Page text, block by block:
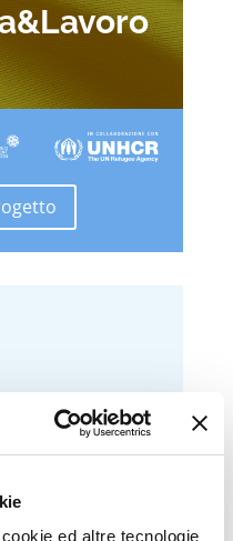
ed altre tecnologie
chi cerca